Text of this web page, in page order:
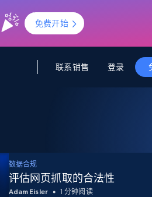
免费开始
服务
收集量身定制
体
起价
$1500/月
联盟推荐
信任中心
登录
联系销售
数据合规
评估网页抓取的合法性
Adam Eisler 1 分钟阅读